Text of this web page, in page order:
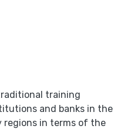
training
and banks in the
regions in terms of the